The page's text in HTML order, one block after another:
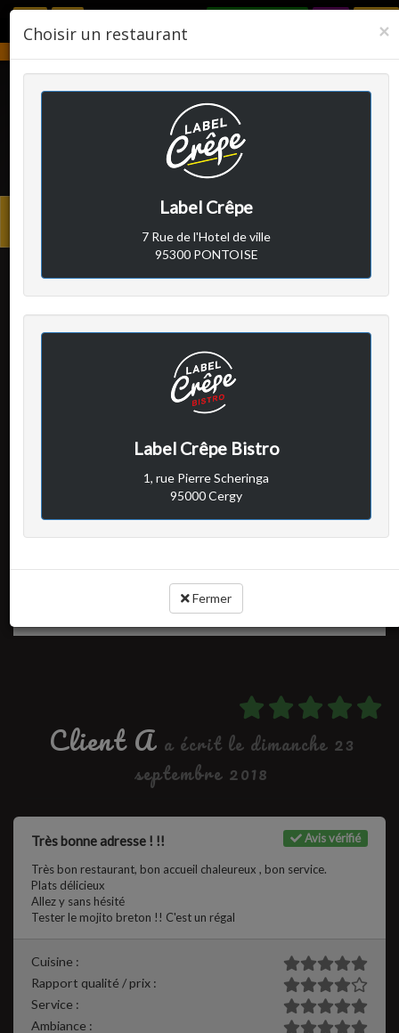
LABEL CRÊPE
Client A
a écrit le samedi 29
septembre 2018
Familial et gourmand
service de 19h15, donc un peu bruyant mais chaleureux. On y
Rapport qualité / prix :
Client A a écrit le dimanche 23
septembre 2018
Avis vérifié
Très bonne adresse ! !!
Très bon restaurant, bon accueil chaleureux , bon service.
Plats délicieux
Allez y sans hésité
Tester le mojito breton !! C'est un régal
Cuisine :
Rapport qualité / prix :
Service :
Ambiance :
×
Choisir un restaurant
Label Crêpe
7 Rue de l'Hotel de ville
95300 PONTOISE
Label Crêpe Bistro
1, rue Pierre Scheringa
95000 Cergy
Fermer